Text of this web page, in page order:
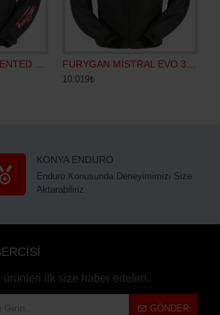
FURYGAN ATOM VENTED EVO YAZLIK MOTOSİKLET CEKETİ SİYAH-KIRMIZI FURYGAN MİSTRAL EVO 3 YAZLIK FİLELİ KADIN MOTOSİKLET CEKETİ SİYAH
10.019₺
KONYA ENDURO
Enduro Konusunda Deneyimimizi Size
Aktarabiliriz
ürünleri ilk size haber edelim.
GÖNDER